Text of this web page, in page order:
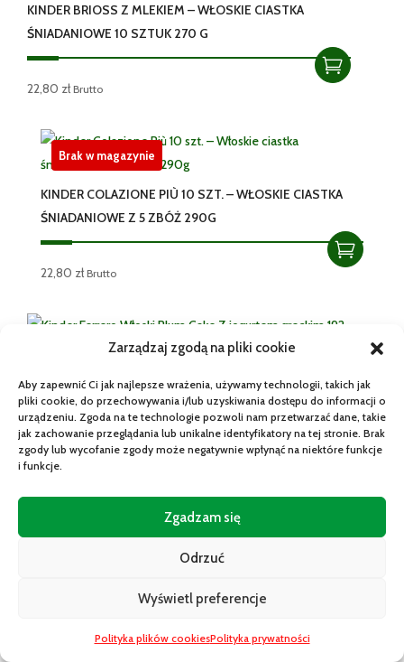
Zarządzaj zgodą na pliki cookie
Aby zapewnić Ci jak najlepsze wrażenia, używamy technologii, takich jak
pliki cookie, do przechowywania i/lub uzyskiwania dostępu do informacji o
urządzeniu. Zgoda na te technologie pozwoli nam przetwarzać dane, takie
jak zachowanie przeglądania lub unikalne identyfikatory na tej stronie. Brak
zgody lub wycofanie zgody może negatywnie wpłynąć na niektóre funkcje
i funkcje.
Zgadzam się
Odrzuć
Wyświetl preferencje
Polityka plików cookiesPolityka prywatności
KINDER BRIOSS Z MLEKIEM – WŁOSKIE CIASTKA
ŚNIADANIOWE 10 SZTUK 270 G
22,80 zł Brutto
KINDER COLAZIONE PIÙ 10 SZT. – WŁOSKIE CIASTKA
ŚNIADANIOWE Z 5 ZBÓŻ 290G
22,80 zł Brutto
Brak w magazynie
KINDER FERRERO WŁOSKI PLUM CAKE Z JOGURTEM
GRECKIM 192 G
13,15zł Brutto
Brak w magazynie
KRAKERSY RITZ ORIGINAL SOLONE 200G – KLASYCZNA